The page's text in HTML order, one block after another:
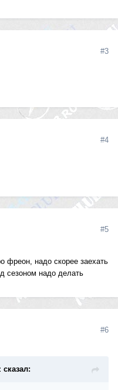
#3
#4
#5
фреон, надо скорее заехать
сезоном надо делать
#6
сказал: